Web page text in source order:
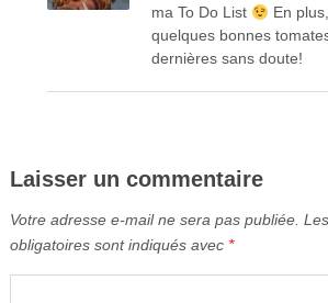
ma To Do List
En
quelques bonnes
dernières sans doute!
Laisser un commentaire
Votre adresse e-mail ne sera pas publiée.
obligatoires sont indiqués avec *